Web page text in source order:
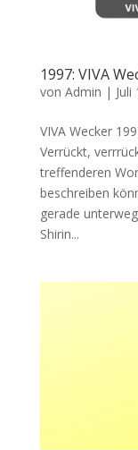
1997: VIVA
von Admin | Juli
VIVA Wecker
Verrückt,
treffenderen
beschreiben
gerade
Shirin...